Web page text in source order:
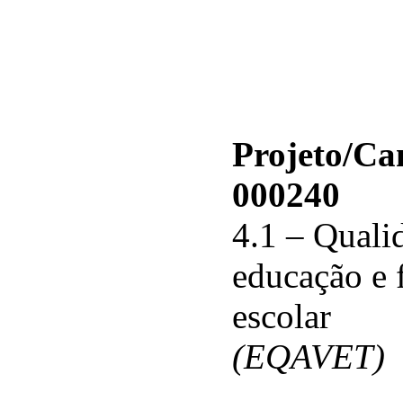
Projeto/
000240
4.1 –
educação e
escolar
(EQAVET)